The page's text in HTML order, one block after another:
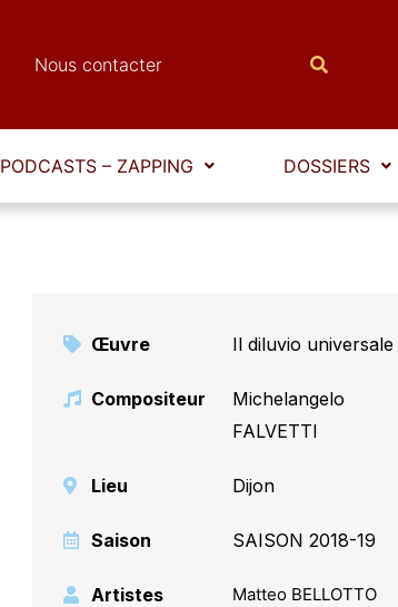
Nous contacter
PODCASTS – ZAPPING DOSSIERS
Œuvre Il diluvio universale
Compositeur
Michelangelo
FALVETTI
Lieu Dijon
Saison SAISON 2018-19
Artistes
Matteo BELLOTTO